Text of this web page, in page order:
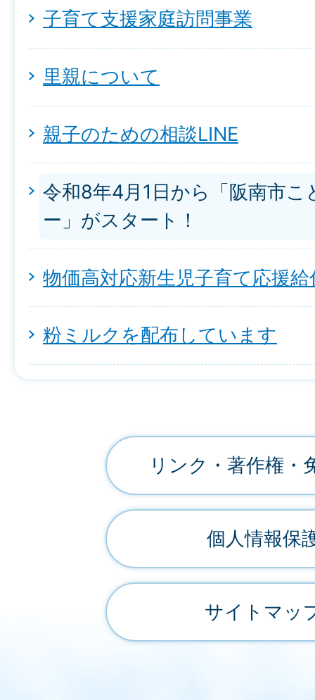
子育て支援家庭訪問事業
里親について
親子のための相談LINE
令和8年4月1日から「阪南市
ー」がスタート！
物価高対応新生児子育て応援
粉ミルクを配布しています
リンク・著作権・
個人情報保
サイトマッ